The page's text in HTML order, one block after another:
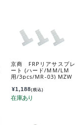
京商 FRPリアサスプレ
ート (ハード/MM/LM
用/3pcs/MR-03) MZW
¥1,188(税込)